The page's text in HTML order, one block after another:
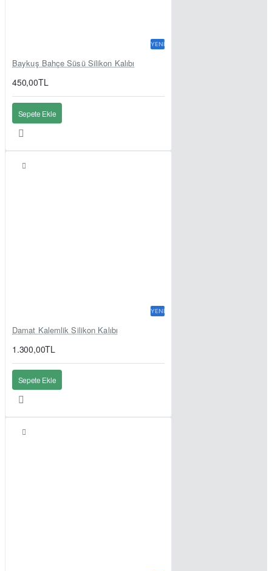
YENI
Baykuş Bahçe Süsü Silikon Kalıbı
450,00TL
Sepete Ekle
YENI
Damat Kalemlik Silikon Kalıbı
1.300,00TL
Sepete Ekle